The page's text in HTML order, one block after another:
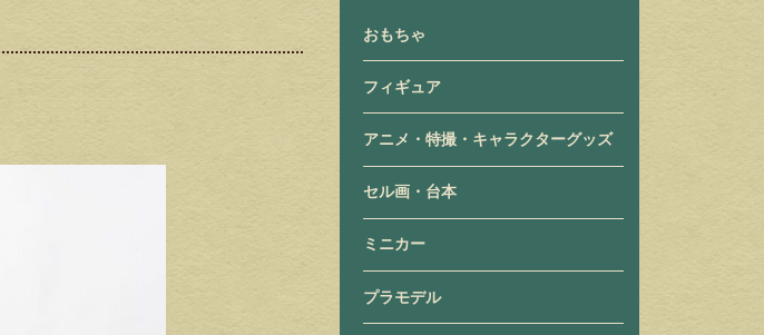
おもちゃ
フィギュア
アニメ・特撮・キャラクターグッズ
セル画・台本
ミニカー
プラモデル